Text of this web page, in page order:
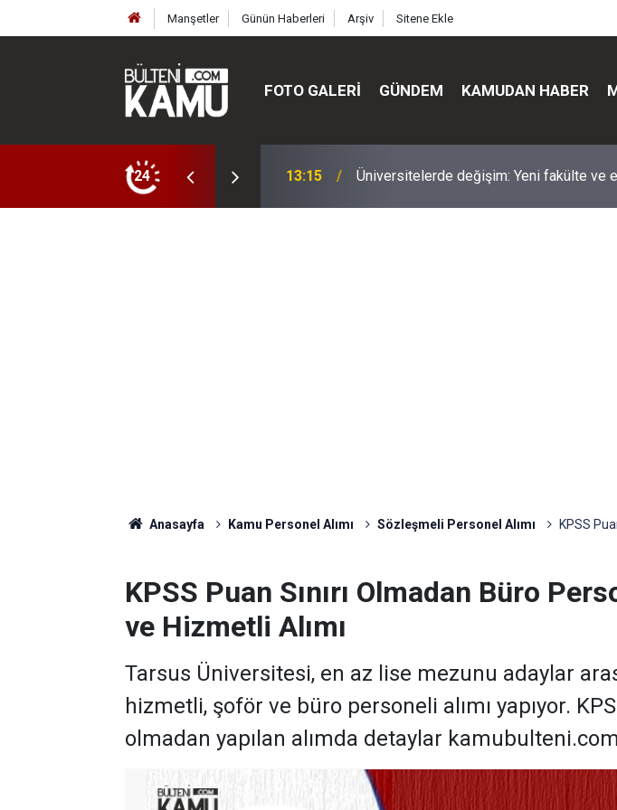
Manşetler Günün Haberleri Arşiv Sitene Ekle
FOTO GALERI GÜNDEM KAMUDAN HABER
24
ve enstitüler kuruldu, bazıları kapatıldı 13:00 MEB’de üst düzey değişim: Genel
Anasayfa Kamu Personel Alımı Sözleşmeli Personel Alımı KPSS
KPSS Puan Sınırı Olmadan Büro
ve Hizmetli Alımı
Tarsus Üniversitesi, en az lise mezunu adaylar
hizmetli, şoför ve büro personeli alımı yapıyor.
olmadan yapılan alımda detaylar